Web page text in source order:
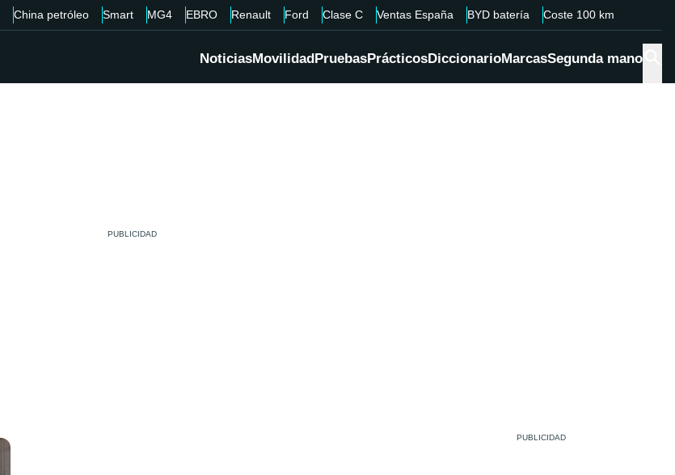
China petróleo Smart MG4 EBRO Renault Ford Clase C Ventas España BYD batería Coste 100 km
NoticiasMovilidadPruebasPrácticosDiccionarioMarcasSegunda mano